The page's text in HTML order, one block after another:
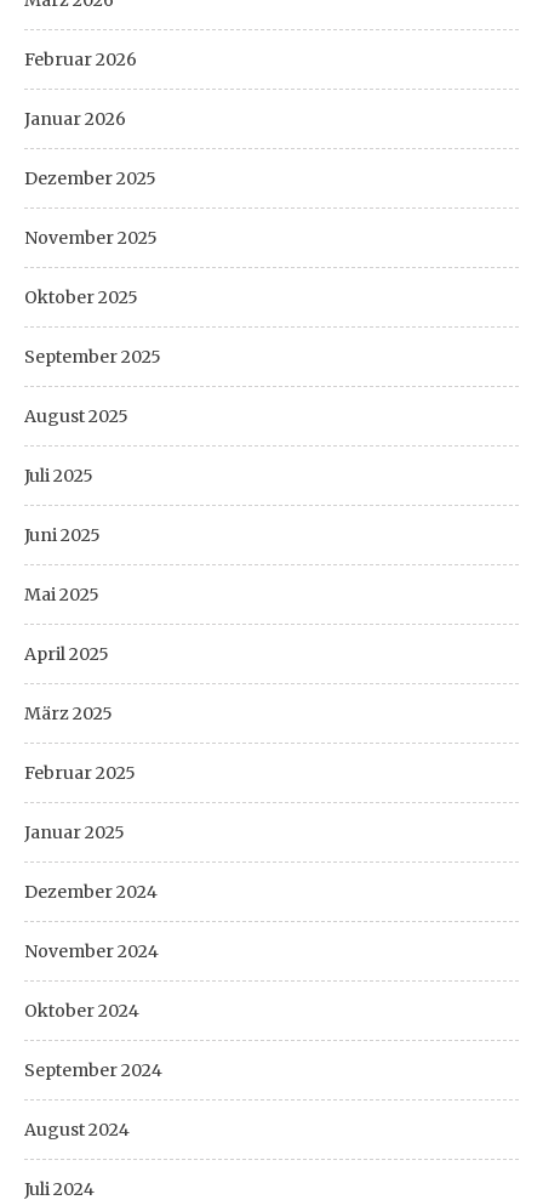
Februar 2026
Januar 2026
Dezember 2025
November 2025
Oktober 2025
September 2025
August 2025
Juli 2025
Juni 2025
Mai 2025
April 2025
März 2025
Februar 2025
Januar 2025
Dezember 2024
November 2024
Oktober 2024
September 2024
August 2024
Juli 2024